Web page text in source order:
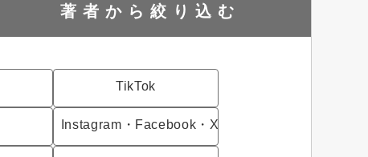
著者から 絞り込む
TikTok
Instagram・Facebook・X